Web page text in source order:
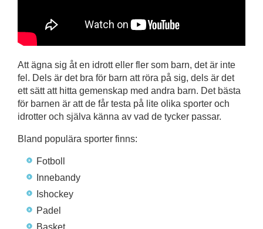
Att ägna sig åt en idrott eller fler som barn, det är inte
fel. Dels är det bra för barn att röra på sig, dels är det
ett sätt att hitta gemenskap med andra barn. Det bästa
för barnen är att de får testa på lite olika sporter och
idrotter och själva känna av vad de tycker passar.
Bland populära sporter finns:
Fotboll
Innebandy
Ishockey
Padel
Basket